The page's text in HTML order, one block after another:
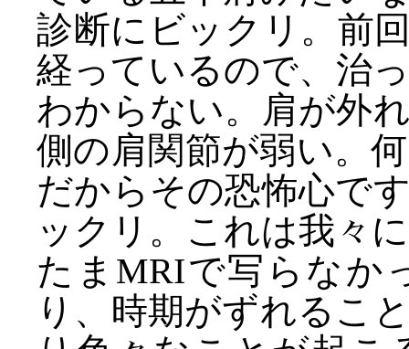
診断にビックリ。前
経っているので、治
わからない。肩が外
側の肩関節が弱い。
だからその恐怖心で
ックリ。これは我々
たまMRIで写らなか
り、時期がずれるこ